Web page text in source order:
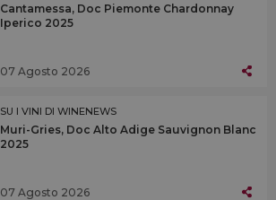
Cantamessa, Doc Piemonte Chardonnay
Iperico 2025
07 Agosto 2026
SU I VINI DI WINENEWS
Muri-Gries, Doc Alto Adige Sauvignon Blanc
2025
07 Agosto 2026